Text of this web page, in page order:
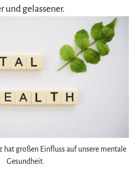
und gelassener.
hat großen Einfluss auf unsere mentale
Gesundheit.